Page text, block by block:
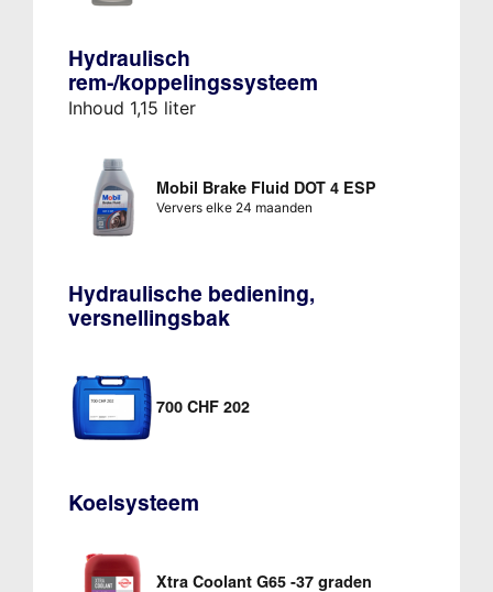
Hydraulisch
rem-/koppelingssysteem
Inhoud 1,15 liter
Mobil Brake Fluid DOT 4 ESP
Ververs elke 24 maanden
Hydraulische bediening,
versnellingsbak
700 CHF 202
Koelsysteem
Xtra Coolant G65 -37 graden